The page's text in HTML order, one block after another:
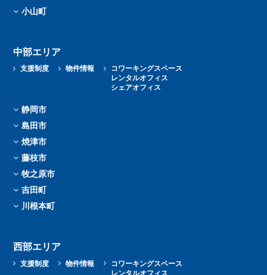
小山町
中部エリア
支援制度 物件情報
コワーキングスペース
レンタルオフィス
シェアオフィス
静岡市
島田市
焼津市
藤枝市
牧之原市
吉田町
川根本町
西部エリア
支援制度 物件情報
コワーキングスペース
レンタルオフィス